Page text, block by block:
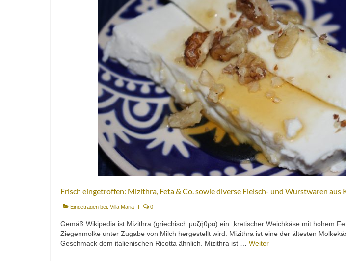
Frisch eingetroffen: Mizithra, Feta & Co. sowie diverse Fleisch- und Wurstwaren aus
Eingetragen bei: Villa Maria | 0
Gemäß Wikipedia ist Mizithra (griechisch μυζήθρα) ein „kretischer Weichkäse mit hohem
Ziegenmolke unter Zugabe von Milch hergestellt wird. Mizithra ist eine der ältesten
Geschmack dem italienischen Ricotta ähnlich. Mizithra ist … Weiter